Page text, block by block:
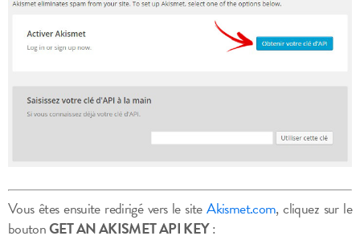
Vous êtes ensuite redirigé vers le siteAkismet.com, cliquez sur le
boutonGET AN AKISMET API KEY: